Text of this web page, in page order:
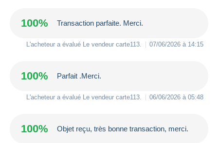
100% Transaction parfaite. Merci.
L'acheteur a évalué Le vendeur carte113 07/06/2026 à 14:15
100% Parfait .Merci.
L'acheteur a évalué Le vendeur carte113 06/06/2026 à 05:48
100% Objet reçu, très bonne transaction, merci.